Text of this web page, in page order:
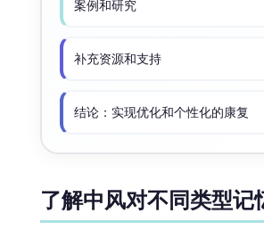
案例和研究
补充资源和支持
结论：实现优化和个性化的康复
了解中风对不同类型记